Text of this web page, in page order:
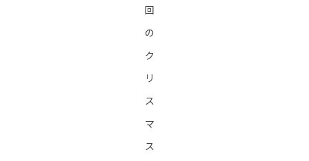
回
の
ク
リ
ス
マ
ス